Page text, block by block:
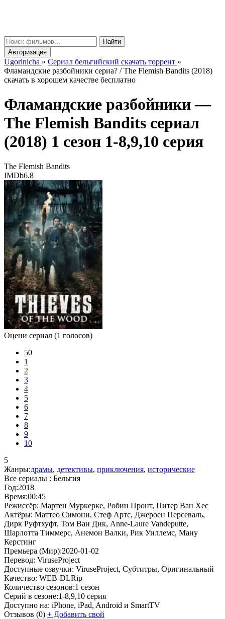
Найти
Авторизация
Ugorinicha » Сериал бельгийский скачать торрент »
Фламандские разбойники сериа? / The Flemish Bandits (2018)
скачать в хорошем качестве бесплатно
Фламандские разбойники —
The Flemish Bandits сериал
(2018) 1 сезон 1-8,9,10 серия
The Flemish Bandits
IMDb6.8
Оцени сериал (1 голосов)
50
1
2
3
4
5
6
7
8
9
10
5
Жанры:драмы, детективы, приключения, исторические
Все сериалы : Бельгия
Год:2018
Время:00:45
Режиссёр: Мартен Муркерке, Робин Пронт, Питер Ван Хес
Актёры: Маттео Симони, Стеф Артс, Джероен Персеваль,
Дирк Руфтхуфт, Том Ван Дик, Anne-Laure Vandeputte,
Шарлотта Тиммерс, Анемон Валки, Рик Уиллемс, Ману
Керстинг
Премьера (Мир):2020-01-02
Перевод: ViruseProject
Доступные озвучки: ViruseProject, Субтитры, Оригинальный
Качество: WEB-DLRip
Количество сезонов:1 сезон
Серий в сезоне:1-8,9,10 серия
Доступно на: iPhone, iPad, Android и SmartTV
Отзывов (0) + Добавить свой